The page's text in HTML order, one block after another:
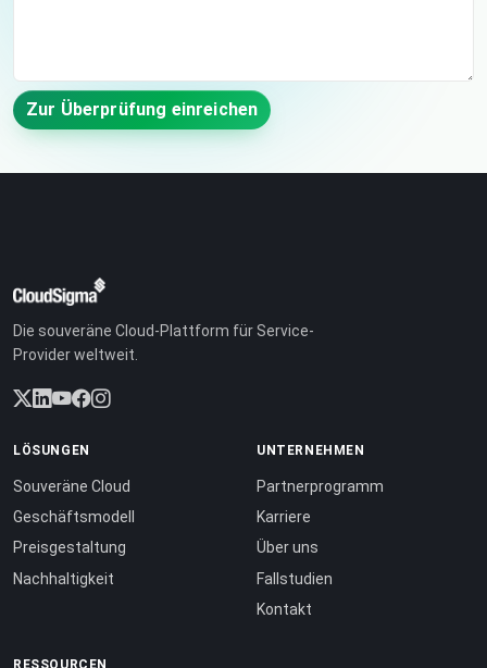
Zur Überprüfung einreichen
Die souveräne Cloud-Plattform für Service-
Provider weltweit.
LÖSUNGEN
Souveräne Cloud
Geschäftsmodell
Preisgestaltung
Nachhaltigkeit
UNTERNEHMEN
Partnerprogramm
Karriere
Über uns
Fallstudien
Kontakt
RESSOURCEN